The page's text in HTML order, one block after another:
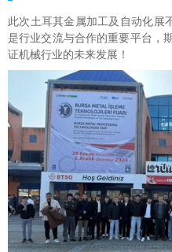
此次土耳其金属加工及自动化展
是行业交流与合作的重要平台，
证机械行业的未来发展！